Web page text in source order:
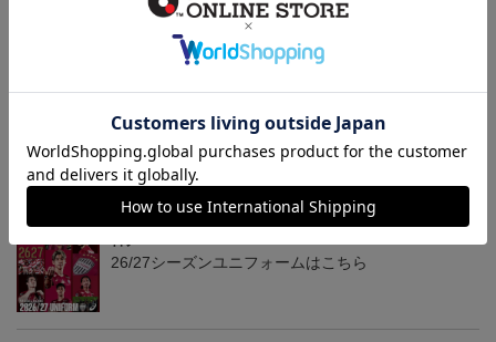
フォーム（1st）
36,500円
12,500円
トピックス
26/27シーズンユニフォームはこちら